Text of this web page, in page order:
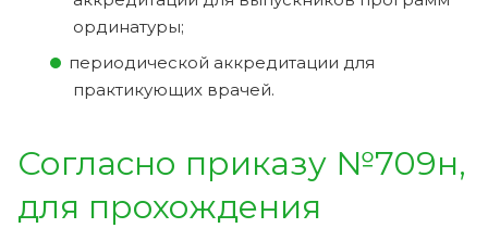
ординатуры;
периодической аккредитации для
практикующих врачей.
Согласно приказу №709н,
для прохождения